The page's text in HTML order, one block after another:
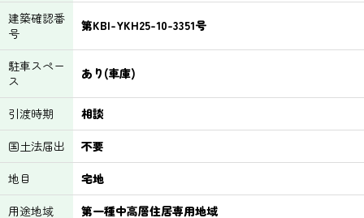
建築確認番
号
第KBI-YKH25-10-3351号
駐車スペー
ス
あり(車庫)
引渡時期
相談
国土法届出
不要
地目
宅地
用途地域
第一種中高層住居専用地域